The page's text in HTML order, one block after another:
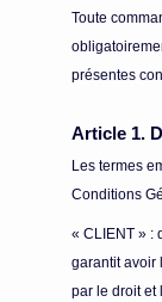
Toute
présentes
Article 1.
Les termes
Conditions
« CLIENT » :
garantit avoir
par le droit et